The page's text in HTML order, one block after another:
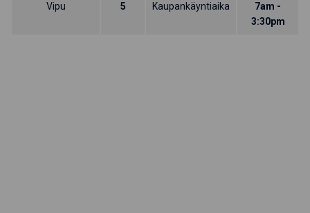
Vipu 5 Kaupankäyntiaika
7am -
3:30pm